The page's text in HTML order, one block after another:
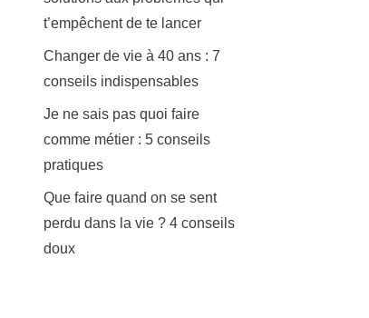
t’empêchent de te lancer
Changer de vie à 40 ans : 7
conseils indispensables
Je ne sais pas quoi faire
comme métier : 5 conseils
pratiques
Que faire quand on se sent
perdu dans la vie ? 4 conseils
doux